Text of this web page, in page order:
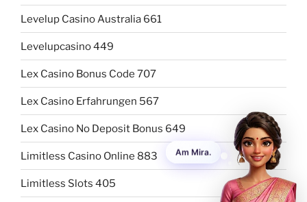
Levelup Casino Australia 661
Levelupcasino 449
Lex Casino Bonus Code 707
Lex Casino Erfahrungen 567
Lex Casino No Deposit Bonus 649
Limitless Casino Online 883
Limitless Slots 405